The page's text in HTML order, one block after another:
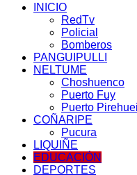
INICIO
RedTv
Policial
Bomberos
PANGUIPULLI
NELTUME
Choshuenco
Puerto Fuy
Puerto
COÑARIPE
Pucura
LIQUIÑE
EDUCACIÓN
DEPORTES